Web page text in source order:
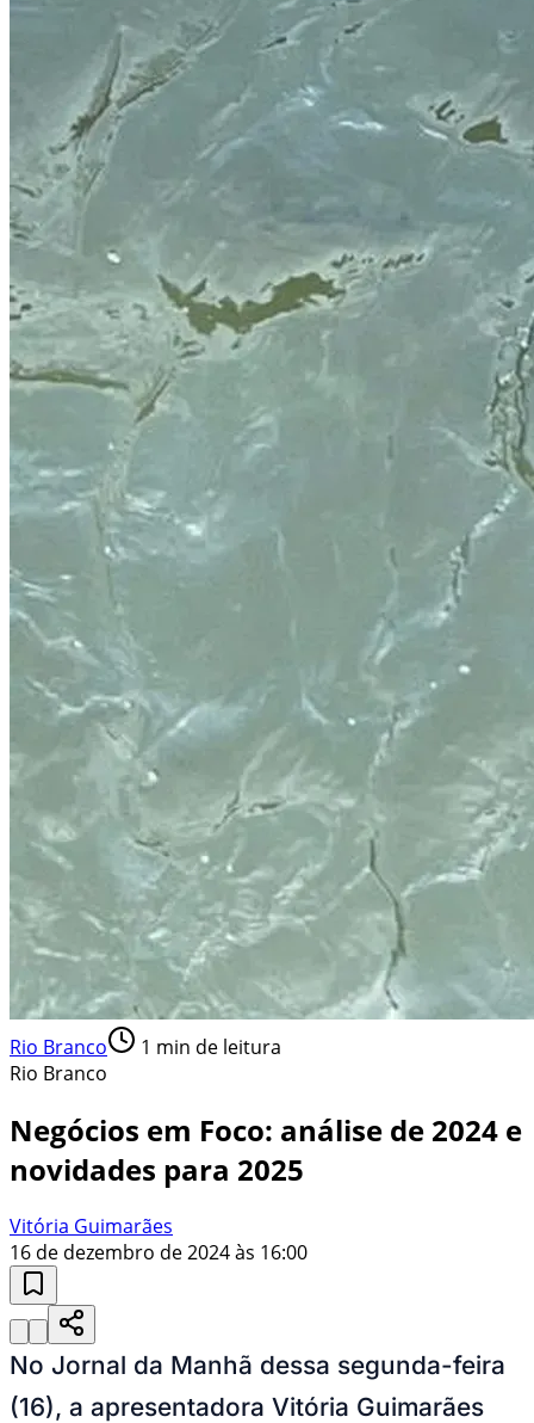
Rio Branco 1 min de leitura
Rio Branco
Negócios em Foco: análise de 2024 e
novidades para 2025
Vitória Guimarães
16 de dezembro de 2024 às 16:00
No Jornal da Manhã dessa segunda-feira
(16), a apresentadora Vitória Guimarães